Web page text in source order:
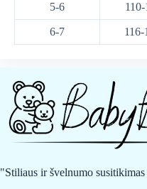
5-6 110-
6-7 116-
"Stiliaus ir švelnumo